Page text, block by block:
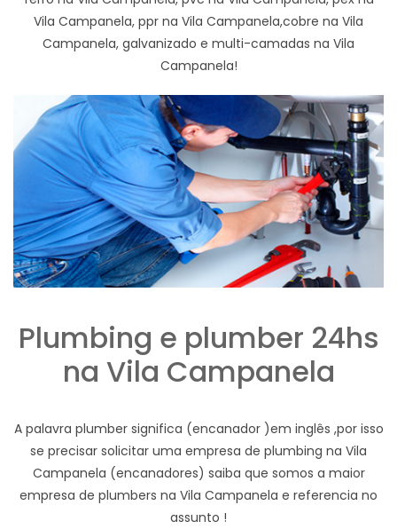
Vila Campanela, ppr na Vila Campanela,cobre na Vila
Campanela, galvanizado e multi-camadas na Vila
Campanela!
Plumbing e plumber 24hs
na Vila Campanela
A palavra plumber significa (encanador )em inglês ,por isso
se precisar solicitar uma empresa de plumbing na Vila
Campanela (encanadores) saiba que somos a maior
empresa de plumbers na Vila Campanela e referencia no
assunto !